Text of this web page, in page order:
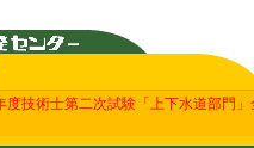
度技術士第二次試験「上下水道部門